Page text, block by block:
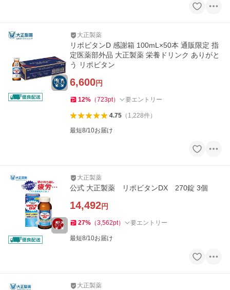
大正製薬
リポビタンD 感謝箱 100mL×50本 通販限定 指
定医薬部外品 大正製薬 栄養ドリンク ありがと
う リポビタン
6,600円
12% （723pt） 要エントリー
4.75（ 1,228件）
最短8/10お届け
大正製薬
公式 大正製薬 リポビタンDX 270錠 3個
14,492円
27% （3,562pt） 要エントリー
最短8/10お届け
大正製薬